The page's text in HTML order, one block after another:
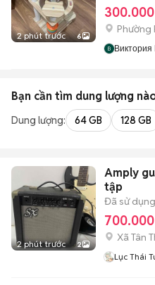
2 phút trước 6
Phường
Виктория
Bạn cần tìm dung lượng
Dung lượng: 64 GB 128 GB
2 phút trước 2
Amply
tập
Đã sử dụng
Xã Tân
Lục Thái